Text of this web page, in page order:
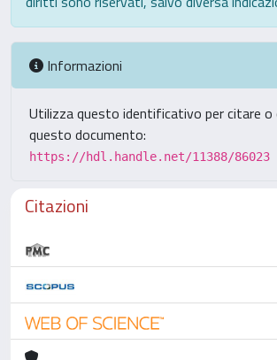
Informazioni
Utilizza questo identificativo per citare o
questo documento:
https://hdl.handle.net/11388/86023
Citazioni